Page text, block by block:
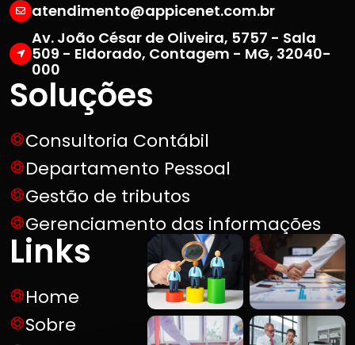
atendimento@appicenet.com.br
Av. João César de Oliveira, 5757 - Sala
509 - Eldorado, Contagem - MG, 32040-
000
Soluções
Consultoria Contábil
Departamento Pessoal
Gestão de tributos
Gerenciamento das informações
Links
Home
Sobre